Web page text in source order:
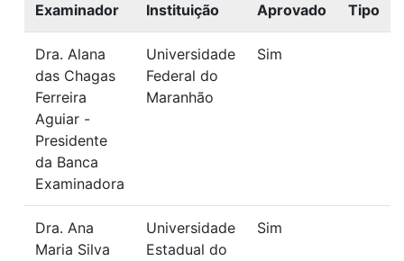
Examinador Instituição Aprovado Tipo
Dra. Alana
das Chagas
Ferreira
Aguiar -
Presidente
da Banca
Examinadora
Universidade
Federal do
Maranhão
Sim
Dra. Ana
Maria Silva
Universidade
Estadual do
Sim